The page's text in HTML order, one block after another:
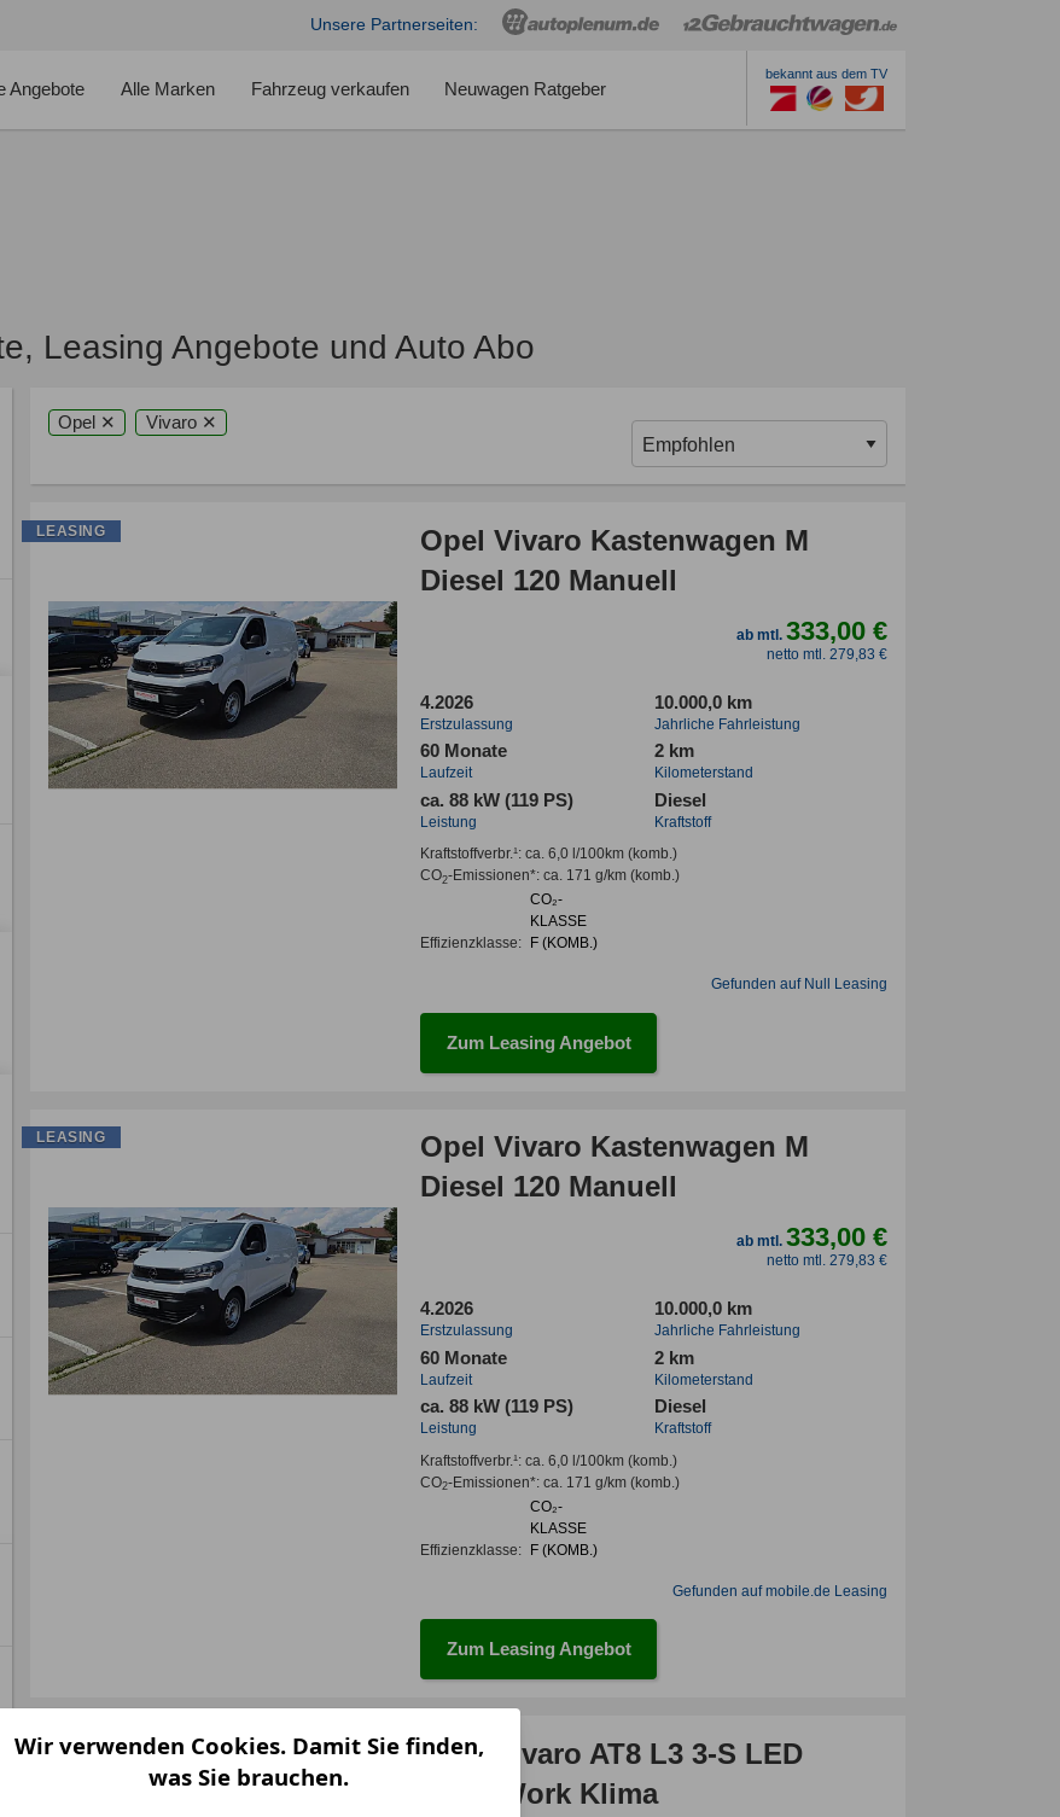
Unsere Partnerseiten:
Angebote Alle Marken Fahrzeug verkaufen Neuwagen Ratgeber
bekannt aus dem TV
Leasing Angebote und Auto Abo
Opel ✕ Vivaro ✕
Opel Vivaro Kastenwagen M
Diesel 120 Manuell
ab mtl.333,00 €
netto mtl. 279,83 €
4.2026
Erstzulassung
10.000,0 km
Jahrliche Fahrleistung
60 Monate
Laufzeit
2 km
Kilometerstand
ca. 88 kW (119 PS)
Leistung
Diesel
Kraftstoff
Kraftstoffverbr.¹: ca. 6,0 l/100km(komb.)
CO2-Emissionen*: ca. 171 g/km(komb.)
Effizienzklasse:
CO₂-
KLASSE
F (KOMB.)
Gefunden auf Null Leasing
Zum Leasing Angebot
LEASING
Opel Vivaro Kastenwagen M
Diesel 120 Manuell
ab mtl.333,00 €
netto mtl. 279,83 €
4.2026
Erstzulassung
10.000,0 km
Jahrliche Fahrleistung
60 Monate
Laufzeit
2 km
Kilometerstand
ca. 88 kW (119 PS)
Leistung
Diesel
Kraftstoff
Kraftstoffverbr.¹: ca. 6,0 l/100km(komb.)
CO2-Emissionen*: ca. 171 g/km(komb.)
Effizienzklasse:
CO₂-
KLASSE
F (KOMB.)
Gefunden auf mobile.de Leasing
Zum Leasing Angebot
LEASING
Opel Vivaro AT8 L3 3-S LED
ModuWork Klima
LEASING
Wir verwenden Cookies. Damit Sie finden,
was Sie brauchen.